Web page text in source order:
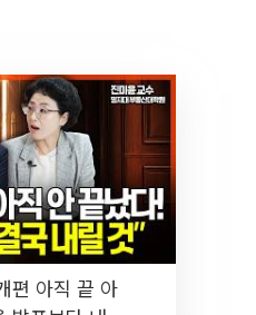
편 아직 끝 아